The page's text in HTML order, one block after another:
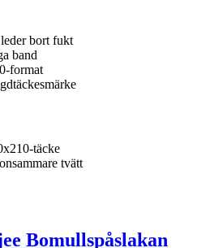
bort fukt
band
format
täcke
tvätt
Bomullspåslakan